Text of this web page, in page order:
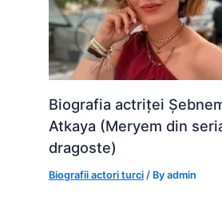
Biografia actriței
Atkaya (Meryem din
dragoste)
Biografii actori turci / Byadmin